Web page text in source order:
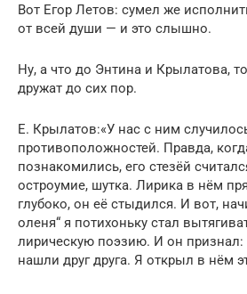
Вот Егор Летов: сумел же
от всей души — и это слышно.
Ну, а что до Энтина и Крылатова,
дружат до сих пор.
Е. Крылатов:«У нас с ним
противоположностей. Правда,
познакомились, его стезёй
остроумие, шутка. Лирика в нём
глубоко, он её стыдился. И вот,
оленя“ я потихоньку стал
лирическую поэзию. И он
нашли друг друга. Я открыл в нём